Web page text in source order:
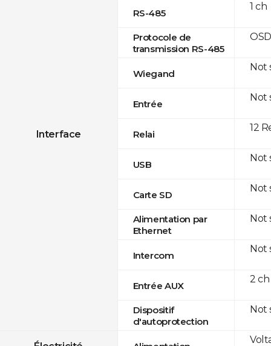
Interface
RS-485
Protocole de
transmission RS-485
Wiegand
Entrée
Relai
USB
Carte SD
Alimentation par
Ethernet
Intercom
Entrée AUX
Dispositif
d'autoprotection
1 ch
Not
Not
12
Not
Not
Not
Not
2
Not